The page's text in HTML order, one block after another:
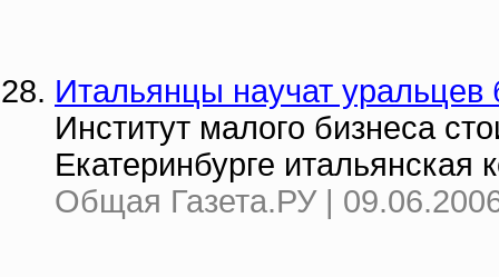
Итальянцы научат уральцев
Институт малого бизнеса
Екатеринбурге итальянская
Общая Газета.РУ |